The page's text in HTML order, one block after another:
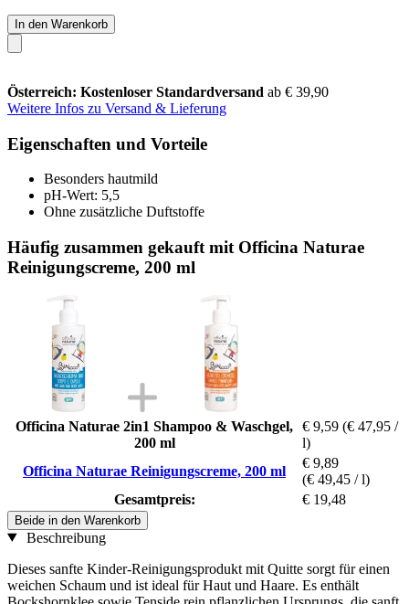
In den Warenkorb
Österreich: Kostenloser Standardversand ab € 39,90
Weitere Infos zu Versand & Lieferung
Eigenschaften und Vorteile
Besonders hautmild
pH-Wert: 5,5
Ohne zusätzliche Duftstoffe
Häufig zusammen gekauft mit Officina Naturae
Reinigungscreme, 200 ml
Officina Naturae 2in1 Shampoo & Waschgel,
200 ml
€ 9,59 (€ 47,95 /
l)
Officina Naturae Reinigungscreme, 200 ml
€ 9,89
(€ 49,45 / l)
Gesamtpreis:
€ 19,48
Beide in den Warenkorb
Beschreibung
Dieses sanfte Kinder-Reinigungsprodukt mit Quitte sorgt für einen
weichen Schaum und ist ideal für Haut und Haare. Es enthält